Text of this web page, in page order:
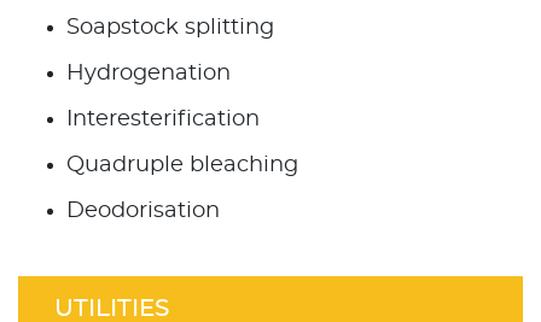
Soapstock splitting
Hydrogenation
Interesterification
Quadruple bleaching
Deodorisation
UTILITIES